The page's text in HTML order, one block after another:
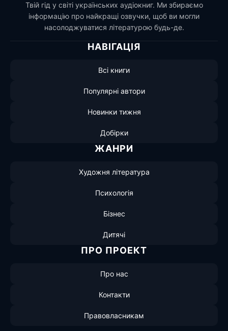
Твій гід у світі українських аудіокниг. Ми збираємо
інформацію про найкращі озвучки, щоб ви могли
насолоджуватися літературою будь-де.
НАВІГАЦІЯ
Всі книги
Популярні автори
Новинки тижня
Добірки
ЖАНРИ
Художня література
Психологія
Бізнес
Дитячі
ПРО ПРОЕКТ
Про нас
Контакти
Правовласникам